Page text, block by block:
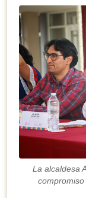
La alcaldesa